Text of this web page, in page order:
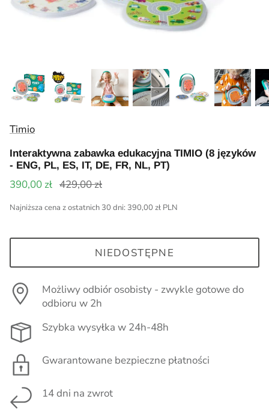
Kurtki i kombinezony
Ubranka do chrztu i komunii
Skarpetki i rajstopy
Akcesoria do włosów
Bidony i lunchboxy
Plecaki i torebki
Karmienie i rozszerzanie diety
Pieluszki, kocyki
Smoczki, zawieszki, gryzaki
Pielęgnacja
Lampki i akcesoria do pokoju
Ubrania dla chłopców
Akcesoria kreatywne i plastyczne
Eksperymenty dla dzieci
Aparaty i karaoke
Figurki zwierząt
Zabawki muzyczne
Zabawki do piasku
Myszki i Akcesoria Maileg
Timio
Tender Leaf Toys
Prezent dla 8 latka
Timio
Interaktywna zabawka edukacyjna TIMIO (8 języków
- ENG, PL, ES, IT, DE, FR, NL, PT)
390,00 zł 429,00 zł
Najniższa cena z ostatnich 30 dni: 390,00 zł PLN
NIEDOSTĘPNE
Możliwy odbiór osobisty - zwykle gotowe do
odbioru w 2h
Szybka wysyłka w 24h-48h
Gwarantowane bezpieczne płatności
14 dni na zwrot